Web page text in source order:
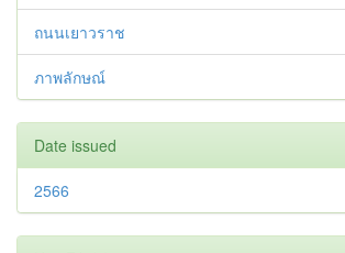
ถนนเยาวราช
ภาพลักษณ์
Date issued
2566